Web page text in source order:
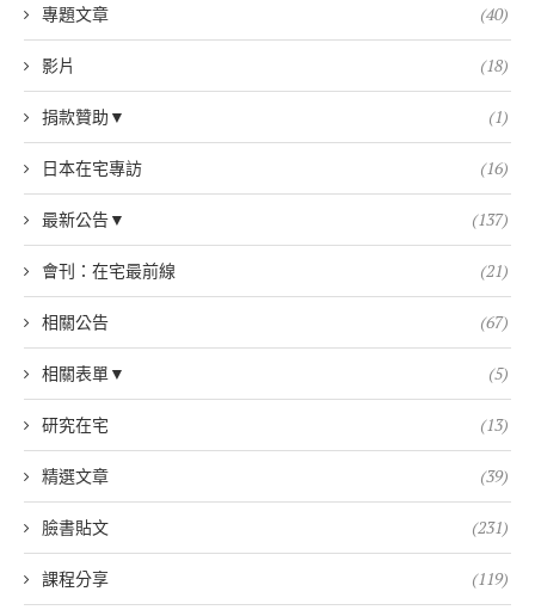
專題文章 (40)
影片 (18)
捐款贊助▼ (1)
日本在宅專訪 (16)
最新公告▼ (137)
會刊：在宅最前線 (21)
相關公告 (67)
相關表單▼ (5)
研究在宅 (13)
精選文章 (39)
臉書貼文 (231)
課程分享 (119)